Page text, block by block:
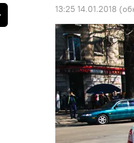
13:25 14.01.2018